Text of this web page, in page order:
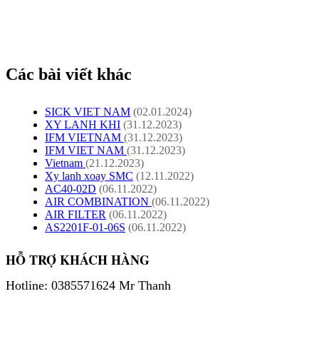
Các bài viết khác
SICK VIET NAM (02.01.2024)
XY LANH KHI (31.12.2023)
IFM VIETNAM (31.12.2023)
IFM VIET NAM (31.12.2023)
Vietnam (21.12.2023)
Xy lanh xoay SMC (12.11.2022)
AC40-02D (06.11.2022)
AIR COMBINATION (06.11.2022)
AIR FILTER (06.11.2022)
AS2201F-01-06S (06.11.2022)
HỖ TRỢ KHÁCH HÀNG
Hotline: 0385571624 Mr Thanh